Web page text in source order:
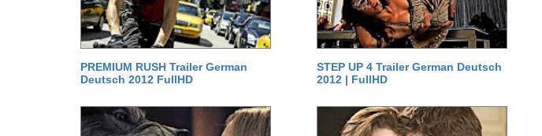
PREMIUM RUSH Trailer German
Deutsch 2012 FullHD
STEP UP 4 Trailer German Deutsch
2012 | FullHD